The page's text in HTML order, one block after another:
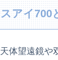
アイ700
体望遠鏡